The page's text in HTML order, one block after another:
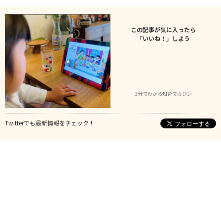
この記事が気に入ったら
「いいね！」しよう
3分でわかる知育マガジン
Twitterでも最新情報をチェック！